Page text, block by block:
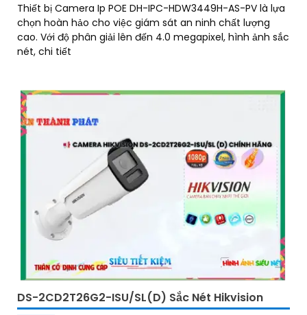
Thiết bị Camera Ip POE DH-IPC-HDW3449H-AS-PV là lựa
chọn hoàn hảo cho việc giám sát an ninh chất lượng
cao. Với độ phân giải lên đến 4.0 megapixel, hình ảnh sắc
nét, chi tiết
DS-2CD2T26G2-ISU/SL(D) Sắc Nét Hikvision